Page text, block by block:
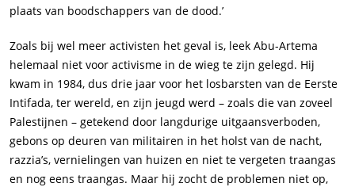
plaats van boodschappers van de dood.’
Zoals bij wel meer activisten het geval is, leek Abu-Artema
helemaal niet voor activisme in de wieg te zijn gelegd. Hij
kwam in 1984, dus drie jaar voor het losbarsten van de Eerste
Intifada, ter wereld, en zijn jeugd werd – zoals die van zoveel
Palestijnen – getekend door langdurige uitgaansverboden,
gebons op deuren van militairen in het holst van de nacht,
razzia’s, vernielingen van huizen en niet te vergeten traangas
en nog eens traangas. Maar hij zocht de problemen niet op,